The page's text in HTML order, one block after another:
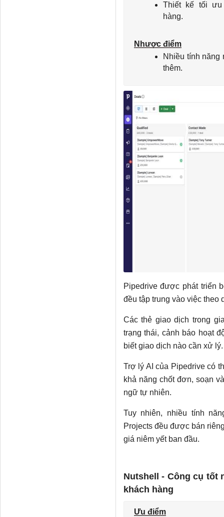
Thiết kế tối
hàng.
Nhược điểm
Nhiều tính năng
thêm.
Pipedrive được phát triển
đều tập trung vào việc theo
Các thẻ giao dịch trong
trạng thái, cảnh báo hoạt
biết giao dịch nào cần xử lý.
Trợ lý AI của Pipedrive có
khả năng chốt đơn, soạn
ngữ tự nhiên.
Tuy nhiên, nhiều tính
Projects đều được bán
giá niêm yết ban đầu.
Nutshell - Công cụ tốt
khách hàng
Ưu điểm